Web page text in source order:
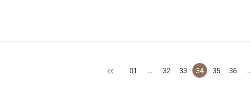
上一頁
01 … 32 33 34 35 36 …